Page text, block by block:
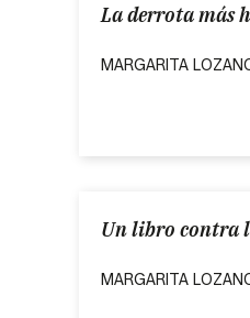
La derrota más
MARGARITA
Un libro contra
MARGARITA